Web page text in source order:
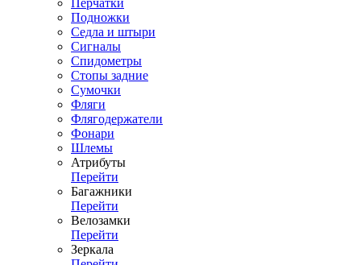
Перчатки
Подножки
Седла и штыри
Сигналы
Спидометры
Стопы задние
Сумочки
Фляги
Флягодержатели
Фонари
Шлемы
Атрибуты
Перейти
Багажники
Перейти
Велозамки
Перейти
Зеркала